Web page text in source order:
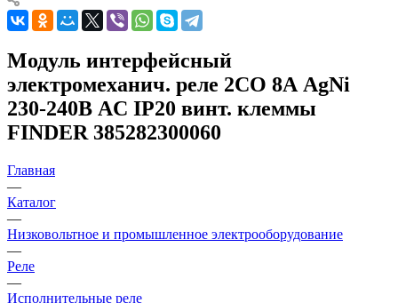
Модуль интерфейсный
электромеханич. реле 2CO 8А AgNi
230-240В AC IP20 винт. клеммы
FINDER 385282300060
Главная
—
Каталог
—
Низковольтное и промышленное электрооборудование
—
Реле
—
Исполнительные реле